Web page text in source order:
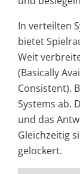
In verteilten
bietet
Weit
(Basically
Consistent).
Systems ab.
und das
Gleichzeitig
gelockert.